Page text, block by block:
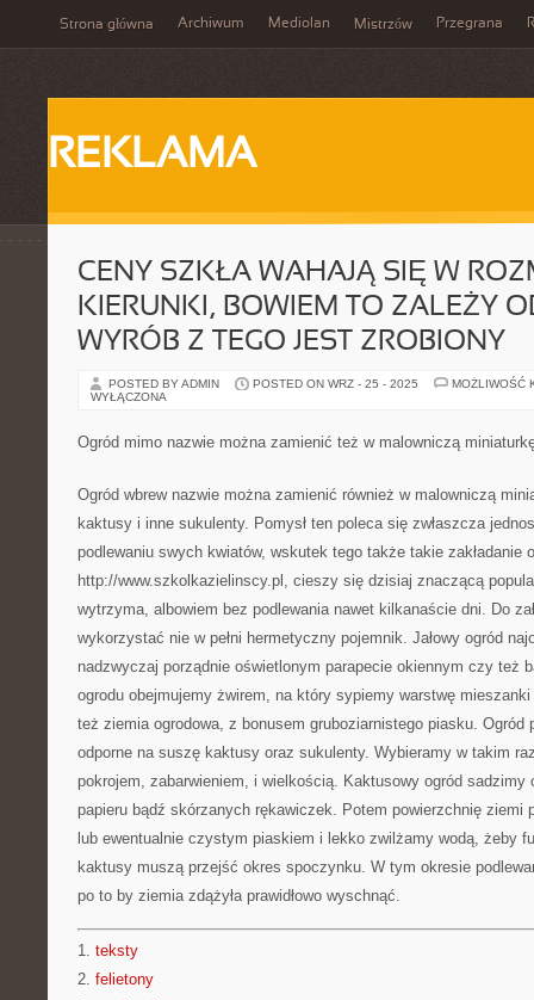
Strona główna Archiwum Mediolan Mistrzów Przegrana
REKLAMA
CENY SZKŁA WAHAJĄ SIĘ W
KIERUNKI, BOWIEM TO ZALEŻY
WYRÓB Z TEGO JEST ZROBIONY
POSTED BY ADMIN POSTED ON WRZ - 25 - 2025
MOŻLIWOŚĆ
WYŁĄCZONA
Ogród mimo nazwie można zamienić też w malowniczą
Ogród wbrew nazwie można zamienić również w malowniczą
kaktusy i inne sukulenty. Pomysł ten poleca się zwłaszcza
podlewaniu swych kwiatów, wskutek tego także takie zakładanie
http://www.szkolkazielinscy.pl, cieszy się dzisiaj znaczącą
wytrzyma, albowiem bez podlewania nawet kilkanaście dni. Do
wykorzystać nie w pełni hermetyczny pojemnik. Jałowy ogród
nadzwyczaj porządnie oświetlonym parapecie okiennym czy też
ogrodu obejmujemy żwirem, na który sypiemy warstwę
też ziemia ogrodowa, z bonusem gruboziarnistego piasku. Ogród
odporne na suszę kaktusy oraz sukulenty. Wybieramy w takim
pokrojem, zabarwieniem, i wielkością. Kaktusowy ogród sadzimy
papieru bądź skórzanych rękawiczek. Potem powierzchnię ziemi
lub ewentualnie czystym piaskiem i lekko zwilżamy wodą, żeby
kaktusy muszą przejść okres spoczynku. W tym okresie
po to by ziemia zdążyła prawidłowo wyschnąć.
1. teksty
2. felietony